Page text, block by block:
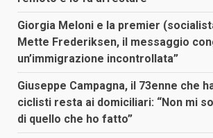
Giorgia Meloni e la premier
Mette Frederiksen, il messaggio
un’immigrazione incontrollata”
Giuseppe Campagna, il 73enne che
ciclisti resta ai domiciliari: “Non mi
di quello che ho fatto”